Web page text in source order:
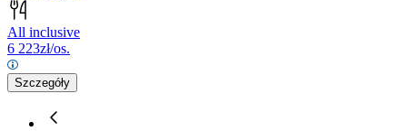
All inclusive
6 223zł/os.
Szczegóły